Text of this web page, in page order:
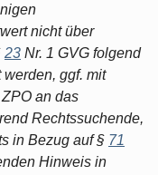
nicht über
23 Nr. 1 GVG folgend
ggf. mit
an das
Rechtssuchende,
in Bezug auf § 71
Hinweis in